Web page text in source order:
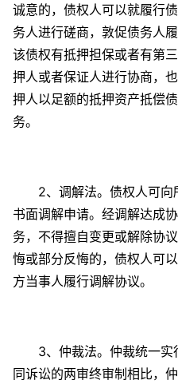
诚意的，债权人可以就履行
务人进行磋商，敦促债务人
该债权有抵押担保或者有第
押人或者保证人进行协商，
押人以足额的抵押资产抵偿
务。
2、调解法。债权人可向
书面调解申请。经调解达成
务，不得擅自变更或解除协
悔或部分反悔的，债权人可
方当事人履行调解协议。
3、仲裁法。仲裁统一实
同诉讼的两审终审制相比，